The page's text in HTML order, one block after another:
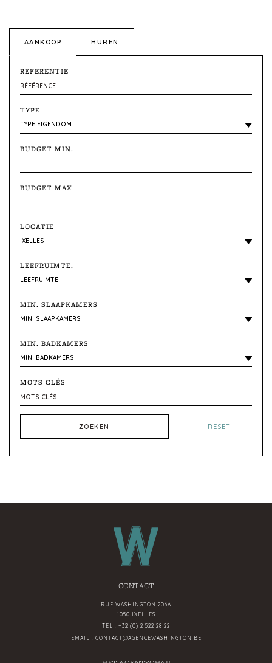
AANKOOP HUREN
REFERENTIE
TYPE
BUDGET MIN.
BUDGET MAX
LOCATIE
LEEFRUIMTE.
MIN. SLAAPKAMERS
MIN. BADKAMERS
MOTS CLÉS
ZOEKEN RESET
CONTACT
RUE WASHINGTON 206A
1050 IXELLES
TEL : +32 (0) 2 522 28 22
EMAIL : CONTACT@AGENCEWASHINGTON.BE